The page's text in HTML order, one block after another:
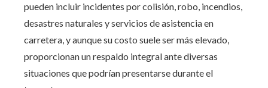
pueden incluir incidentes por colisión, robo, incendios,
desastres naturales y servicios de asistencia en
carretera, y aunque su costo suele ser más elevado,
proporcionan un respaldo integral ante diversas
situaciones que podrían presentarse durante el